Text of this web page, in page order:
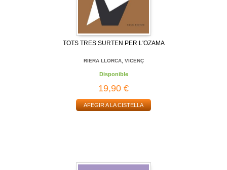
TOTS TRES SURTEN PER L'OZAMA
RIERA LLORCA, VICENÇ
Disponible
19,90 €
AFEGIR A LA CISTELLA